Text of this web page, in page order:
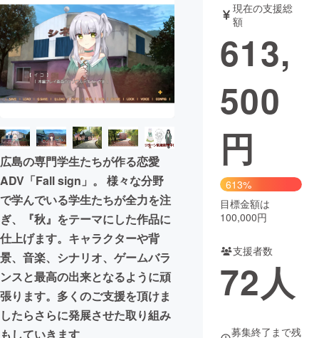
テクノロジー・ガジェット
映像・映画 書籍・雑誌
ビジネス・起業 チャレンジ
まちづくり・地域活性化
CAMPFIRE for Social Good
CAMPFIRE Creation
CAMPFIREふるさと納税machi-ya コミュニティ
広島の専門学生たちが作る恋愛
ADV「Fall sign」。 様々な分野
で学んでいる学生たちが全力を注
ぎ、『秋』をテーマにした作品に
仕上げます。キャラクターや背
景、音楽、シナリオ、ゲームバラ
ンスと最高の出来となるように頑
張ります。多くのご支援を頂けま
したらさらに発展させた取り組み
もしていきます
現在の支援総
額
613,
500
円
613%
目標金額は
100,000円
支援者数
72人
募集終了まで残